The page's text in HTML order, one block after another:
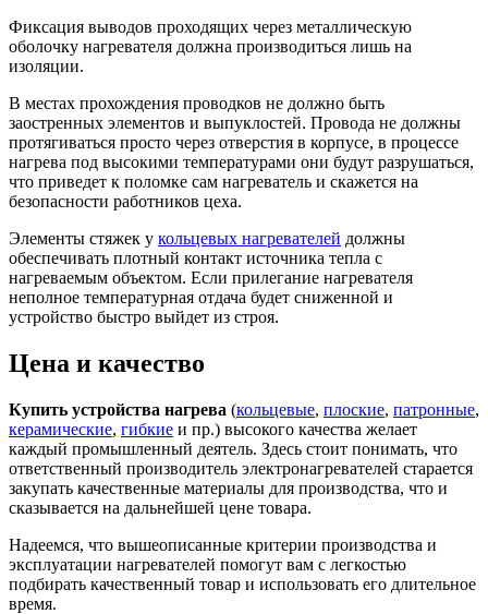
Фиксация выводов проходящих через металлическую
оболочку нагревателя должна производиться лишь на
изоляции.
В местах прохождения проводков не должно быть
заостренных элементов и выпуклостей. Провода не должны
протягиваться просто через отверстия в корпусе, в процессе
нагрева под высокими температурами они будут разрушаться,
что приведет к поломке сам нагреватель и скажется на
безопасности работников цеха.
Элементы стяжек у кольцевых нагревателей должны
обеспечивать плотный контакт источника тепла с
нагреваемым объектом. Если прилегание нагревателя
неполное температурная отдача будет сниженной и
устройство быстро выйдет из строя.
Цена и качество
Купить устройства нагрева (кольцевые, плоские, патронные,
керамические, гибкие и пр.) высокого качества желает
каждый промышленный деятель. Здесь стоит понимать, что
ответственный производитель электронагревателей старается
закупать качественные материалы для производства, что и
сказывается на дальнейшей цене товара.
Надеемся, что вышеописанные критерии производства и
эксплуатации нагревателей помогут вам с легкостью
подбирать качественный товар и использовать его длительное
время.